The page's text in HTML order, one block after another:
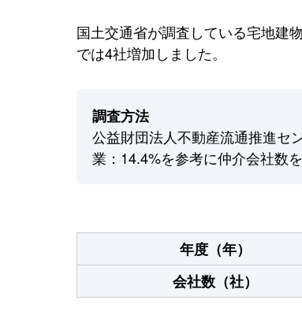
国土交通省が調査している宅地建
では4社増加しました。
調査方法
公益財団法人不動産流通推進セ
業：14.4%を参考に仲介会社数
年度（年）
会社数（社）